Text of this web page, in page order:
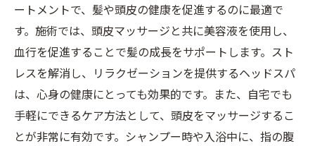
ートメントで、髪や頭皮の健康を促進するのに最適で
す。施術では、頭皮マッサージと共に美容液を使用し、
血行を促進することで髪の成長をサポートします。スト
レスを解消し、リラクゼーションを提供するヘッドスパ
は、心身の健康にとっても効果的です。また、自宅でも
手軽にできるケア方法として、頭皮をマッサージするこ
とが非常に有効です。シャンプー時や入浴中に、指の腹